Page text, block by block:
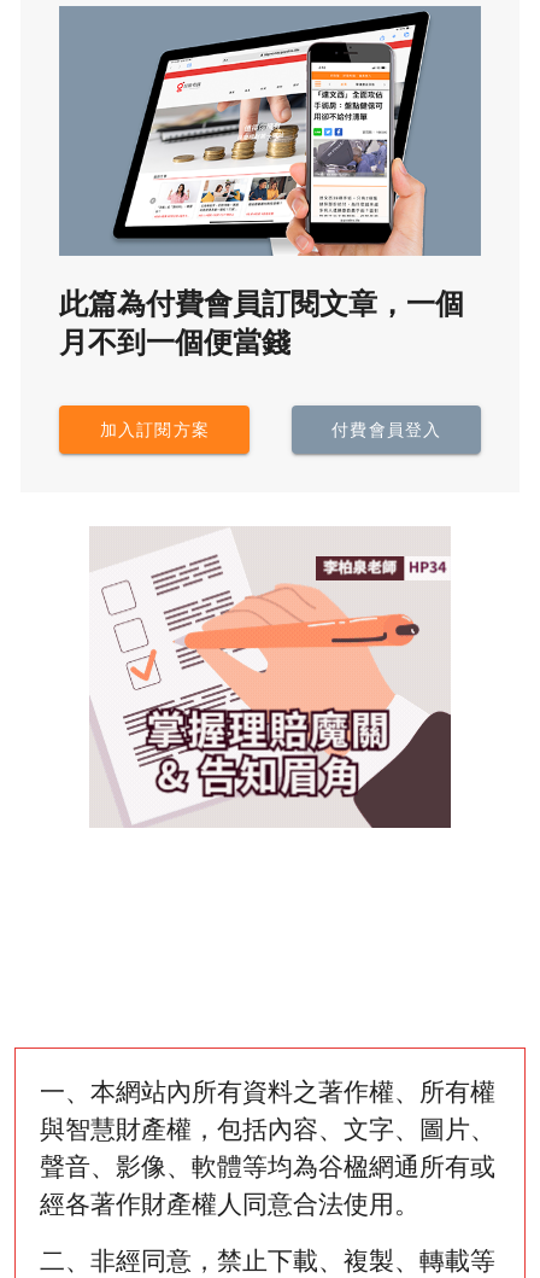
此篇為付費會員訂閱文章，一個
月不到一個便當錢
加入訂閱方案 付費會員登入
一、本網站內所有資料之著作權、所有權
與智慧財產權，包括內容、文字、圖片、
聲音、影像、軟體等均為谷楹網通所有或
經各著作財產權人同意合法使用。
二、非經同意，禁止下載、複製、轉載等